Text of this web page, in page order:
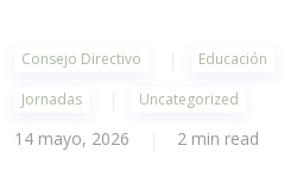
Consejo Directivo Educación
Jornadas
Uncategorized
14 mayo, 2026 2 min read